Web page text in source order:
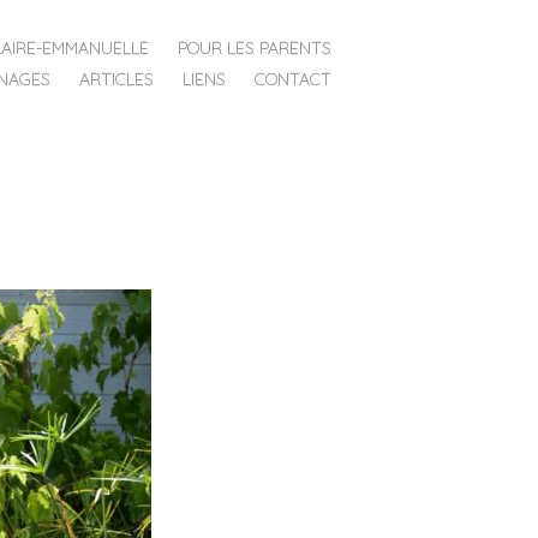
EMMANUELLE
POUR LES PARENTS
ARTICLES LIENS CONTACT